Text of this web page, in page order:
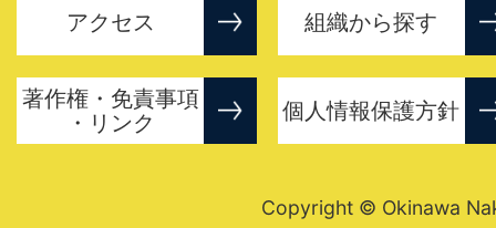
アクセス 組織から探す
著作権・免責事項
・リンク
個人情報保護方針
Copyright © Okinawa